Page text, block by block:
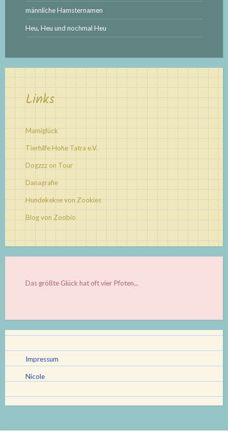
männliche Hamsternamen
Heu, Heu und nochmal Heu
Links
Mamiglück
Tierhilfe Hohe Tatra e.V.
Dogzzz on Tour
Danagrafie
Hundekekse von Zookies
Blog von Zoobio
Das größte Glück hat oft vier Pfoten...
Impressum
Nicole